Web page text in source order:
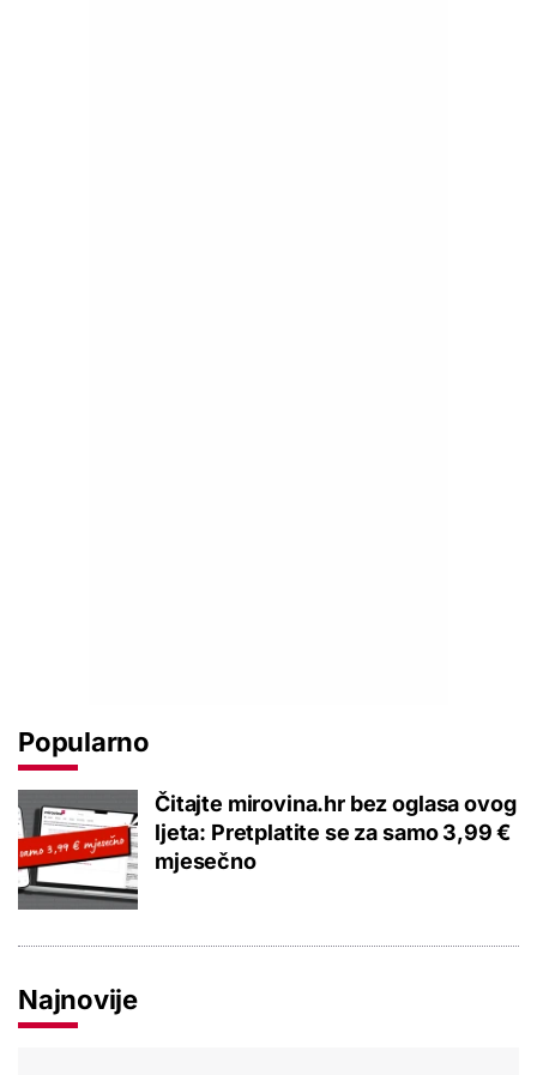
Popularno
Čitajte mirovina.hr bez oglasa ovog
ljeta: Pretplatite se za samo 3,99 €
mjesečno
Najnovije